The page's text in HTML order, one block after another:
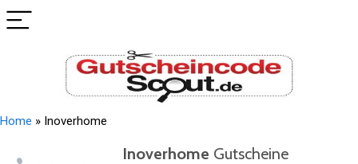
Home » Inoverhome
Inoverhome Gutscheine